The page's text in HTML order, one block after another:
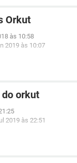
Orkut
às 10:58
2019 às 10:07
orkut
2019 às 22:51